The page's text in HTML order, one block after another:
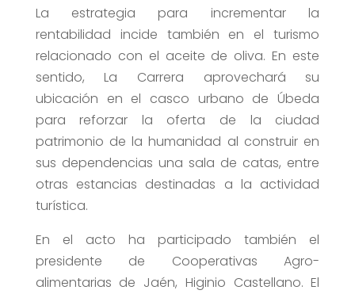
La estrategia para incrementar la
rentabilidad incide también en el turismo
relacionado con el aceite de oliva. En este
sentido, La Carrera aprovechará su
ubicación en el casco urbano de Úbeda
para reforzar la oferta de la ciudad
patrimonio de la humanidad al construir en
sus dependencias una sala de catas, entre
otras estancias destinadas a la actividad
turística.
En el acto ha participado también el
presidente de Cooperativas Agro-
alimentarias de Jaén, Higinio Castellano. El